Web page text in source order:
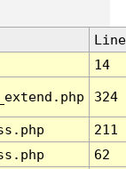
Line
14
324
211
62